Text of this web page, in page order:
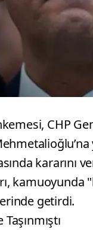
CHP
kararını
kamuoyunda
getirdi.